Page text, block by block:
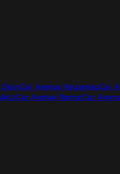
Car Avenue HaguenauCar
Car Avenue NamurCar